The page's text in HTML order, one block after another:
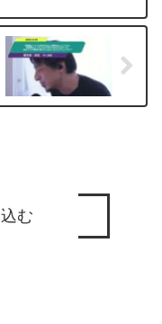
む